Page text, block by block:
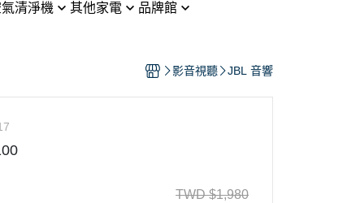
清淨機
際牌
其他家電
吸塵器
微波爐
品牌館
Panasonic 國際牌
SONY 索尼
影音視聽 JBL 音響
TWD $1,980